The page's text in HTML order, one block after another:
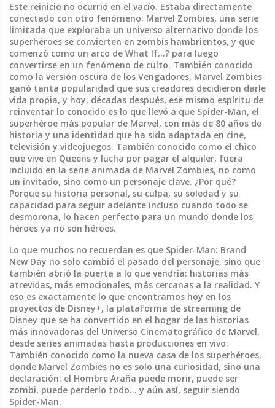
Este reinicio no ocurrió en el vacío. Estaba directamente
conectado con otro fenómeno: Marvel Zombies, una serie
limitada que exploraba un universo alternativo donde los
superhéroes se convierten en zombis hambrientos, y que
comenzó como un arco de What If...? para luego
convertirse en un fenómeno de culto. También conocido
como la versión oscura de los Vengadores, Marvel Zombies
ganó tanta popularidad que sus creadores decidieron darle
vida propia, y hoy, décadas después, ese mismo espíritu de
reinventar lo conocido es lo que llevó a que Spider-Man, el
superhéroe más popular de Marvel, con más de 80 años de
historia y una identidad que ha sido adaptada en cine,
televisión y videojuegos. También conocido como el chico
que vive en Queens y lucha por pagar el alquiler, fuera
incluido en la serie animada de Marvel Zombies, no como
un invitado, sino como un personaje clave. ¿Por qué?
Porque su historia personal, su culpa, su soledad y su
capacidad para seguir adelante incluso cuando todo se
desmorona, lo hacen perfecto para un mundo donde los
héroes ya no son héroes.
Lo que muchos no recuerdan es que Spider-Man: Brand
New Day no solo cambió el pasado del personaje, sino que
también abrió la puerta a lo que vendría: historias más
atrevidas, más emocionales, más cercanas a la realidad. Y
eso es exactamente lo que encontramos hoy en los
proyectos de Disney+, la plataforma de streaming de
Disney que se ha convertido en el hogar de las historias
más innovadoras del Universo Cinematográfico de Marvel,
desde series animadas hasta producciones en vivo.
También conocido como la nueva casa de los superhéroes,
donde Marvel Zombies no es solo una curiosidad, sino una
declaración: el Hombre Araña puede morir, puede ser
zombi, puede perderlo todo… y aún así, seguir siendo
Spider-Man.